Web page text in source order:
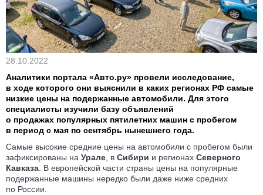
28.10.2022
Аналитики портала «Авто.ру» провели исследование,
в ходе которого они выяснили в каких регионах РФ самые
низкие цены на подержанные автомобили. Для этого
специалисты изучили базу объявлений
о продажах популярных пятилетних машин с пробегом
в период с мая по сентябрь нынешнего года.
Самые высокие средние цены на автомобили с пробегом были
зафиксированы на Урале, в Сибири и регионах Северного
Кавказа. В европейской части страны цены на популярные
подержанные машины нередко были даже ниже средних
по России.